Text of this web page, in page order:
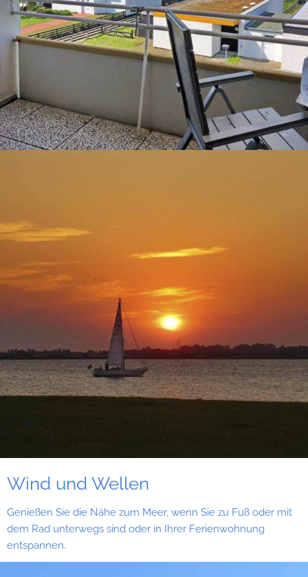
Wind und Wellen
Genießen Sie die Nähe zum Meer, wenn Sie zu Fuß oder mit
dem Rad unterwegs sind oder in Ihrer Ferienwohnung
entspannen.